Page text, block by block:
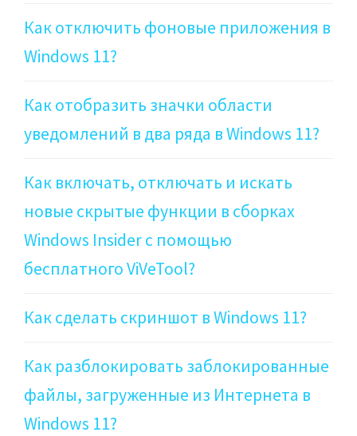
Как отключить фоновые приложения в
Windows 11?
Как отобразить значки области
уведомлений в два ряда в Windows 11?
Как включать, отключать и искать
новые скрытые функции в сборках
Windows Insider с помощью
бесплатного ViVeTool?
Как сделать скриншот в Windows 11?
Как разблокировать заблокированные
файлы, загруженные из Интернета в
Windows 11?